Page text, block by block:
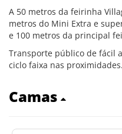
A 50 metros da feirinha
metros do Mini Extra e
e 100 metros da principal
Transporte público de fácil
ciclo faixa nas proximidades.
Camas